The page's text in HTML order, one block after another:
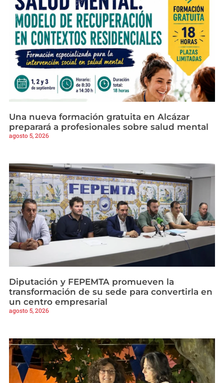
Una nueva formación gratuita en Alcázar
preparará a profesionales sobre salud mental
agosto 5, 2026
Diputación y FEPEMTA promueven la
transformación de su sede para convertirla en
un centro empresarial
agosto 5, 2026